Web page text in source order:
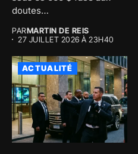
doutes
PARMARTIN DE REIS
27 JUILLET 2026 À 23H40
ACTUALITÉ